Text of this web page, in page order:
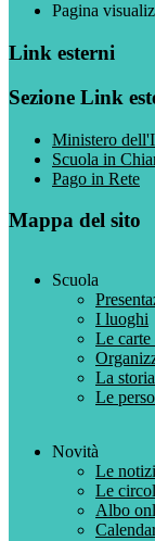
Pagina
Link esterni
Sezione Link
Ministero
Scuola in
Pago in Rete
Mappa del sito
Scuola
I luoghi
Le carte
La storia
Le
Novità
Le
Le
Albo